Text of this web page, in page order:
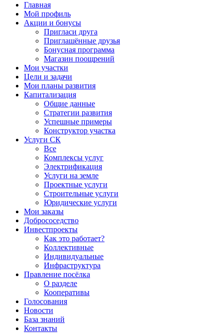
Главная
Мой профиль
Акции и бонусы
Пригласи друга
Приглашённые друзья
Бонусная программа
Магазин поощрений
Мои участки
Цели и задачи
Мои планы развития
Капитализация
Общие данные
Стратегии развития
Успешные примеры
Конструктор участка
Услуги СК
Все
Комплексы услуг
Электрификация
Услуги на земле
Проектные услуги
Строительные услуги
Юридические услуги
Мои заказы
Добрососедство
Инвестпроекты
Как это работает?
Коллективные
Индивидуальные
Инфраструктура
Правление посёлка
О разделе
Кооперативы
Голосования
Новости
База знаний
Контакты